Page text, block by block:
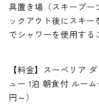
具置き場（スキーブー
ックアウト後にスキ
でシャワーを使用する
【料金】スーペリア
ュー 1泊 朝食付 ルー
円～）